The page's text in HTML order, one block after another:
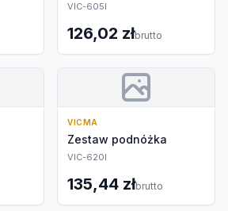
VIC-605I
126,02 złbrutto
VICMA
Zestaw podnóżka
VIC-620I
135,44 złbrutto